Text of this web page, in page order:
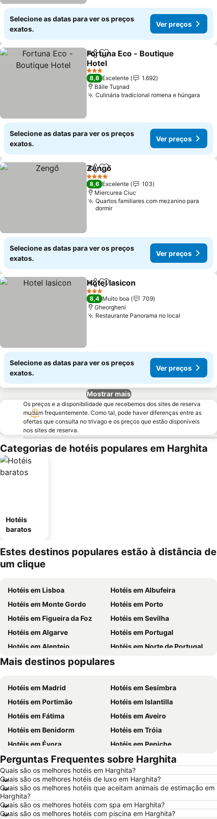
Selecione as datas para ver os preços
exatos.
Ver preços
PartilharAdicionar aos favoritos
Fortuna Eco - Boutique
Hotel
3 Estrelas
8,8 Excelente
1.692
Băile Tuşnad
Culinária tradicional romena e húngara
Selecione as datas para ver os preços
exatos.
Ver preços
PartilharAdicionar aos favoritos
Zengő
4 Estrelas
8,6 Excelente
103
Miercurea Ciuc
Quartos familiares com mezanino para
dormir
Selecione as datas para ver os preços
exatos.
Ver preços
PartilharAdicionar aos favoritos
Hotel Iasicon
3 Estrelas
8,4 Muito boa
709
Gheorgheni
Restaurante Panorama no local
Selecione as datas para ver os preços
exatos.
Ver preços
Mostrar mais
Os preços e a disponibilidade que recebemos dos sites de reserva
mudam frequentemente. Como tal, pode haver diferenças entre as
ofertas que consulta no trivago e os preços que estão disponíveis
nos sites de reserva.
Categorias de hotéis populares em Harghita
Hotéis
baratos
Estes destinos populares estão à distância de
um clique
Hotéis em Lisboa
Hotéis em Albufeira
Hotéis em Monte Gordo
Hotéis em Porto
Hotéis em Figueira da Foz
Hotéis em Sevilha
Hotéis em Algarve
Hotéis em Portugal
Hotéis em Alentejo
Hotéis em Norte de Portugal
Hotéis em Espanha
Hotéis em Centro de Portugal
Mais destinos populares
Hotéis em Madrid
Hotéis em Sesimbra
Hotéis em Portimão
Hotéis em Islantilla
Hotéis em Fátima
Hotéis em Aveiro
Hotéis em Benidorm
Hotéis em Tróia
Hotéis em Évora
Hotéis em Peniche
Hotéis em Porto Santo
Hotéis em Barcelona
Hotéis em Sangenjo
Hotéis em Nazaré
Hotéis em Vigo
Hotéis em Vila Nova de Milfontes
Hotéis em Isla Canela
Hotéis em Roma
Hotéis em Vilamoura
Hotéis em Madeira
Perguntas Frequentes sobre Harghita
Quais são os melhores hotéis em Harghita?
Quais são os melhores hotéis de luxo em Harghita?
Quais são os melhores hotéis que aceitam animais de estimação em
Harghita?
Quais são os melhores hotéis com spa em Harghita?
Quais são os melhores hotéis com piscina em Harghita?